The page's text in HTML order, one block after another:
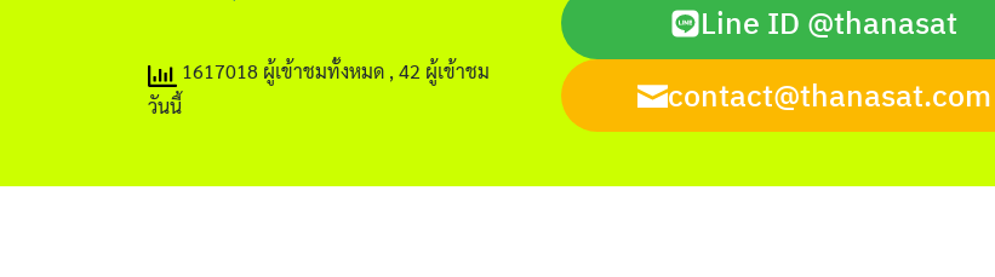
1617018 ผู้เข้าชมทั้งหมด , 42 ผู้เข้าชม
วันนี้
Line ID @thanasat
contact@thanasat.com